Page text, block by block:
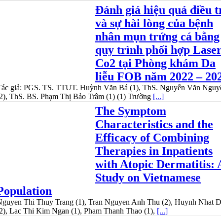
Đánh giá hiệu quả điều
và sự hài lòng của bệnh
nhân mụn trứng cá bằng
quy trình phối hợp
Co2 tại Phòng khám Da
liễu FOB năm 2022 –
giả: PGS. TS. TTUT. Huỳnh Văn Bá (1), ThS. Nguyễn Văn
ThS. BS. Phạm Thị Bảo Trâm (1) (1) Trường [...]
The Symptom
Characteristics and the
Efficacy of Combining
Therapies in Inpatients
with Atopic Dermatitis:
Study on Vietnamese
Thi Thuy Trang (1), Tran Nguyen Anh Thu (2), Huynh Nhat
Lac Thi Kim Ngan (1), Pham Thanh Thao (1), [...]